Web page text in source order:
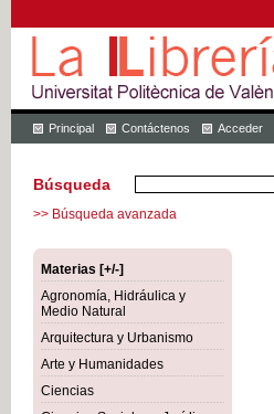
Principal Contáctenos Acceder
Búsqueda
>> Búsqueda avanzada
Materias [+/-]
Agronomía, Hidráulica y
Medio Natural
Arquitectura y Urbanismo
Arte y Humanidades
Ciencias